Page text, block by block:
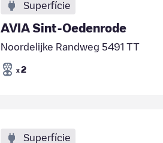
Superfície
AVIA Sint-Oedenrode
Noordelijke Randweg 5491 TT
x 2
Superfície